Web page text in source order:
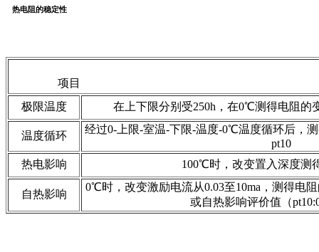
热电阻的稳定性
项目 内
极限温度
在上下限分别受250h，在0℃测得电阻的
温度循环
经过0-上限-室温-下限-温度-0℃温度循环后，
pt10
热电影响
100℃时，改变置入深度测
自热影响
0℃时，改变激励电流从0.03至10ma，测得电
或自热影响评价值（